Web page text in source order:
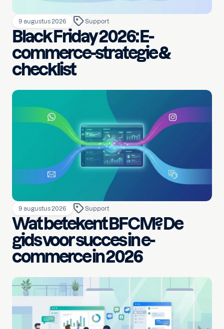
9 augustus 2026 Support
Black Friday 2026: E-
commerce-strategie &
checklist
9 augustus 2026 Support
Wat betekent BFCM? De
gids voor succes in e-
commerce in 2026